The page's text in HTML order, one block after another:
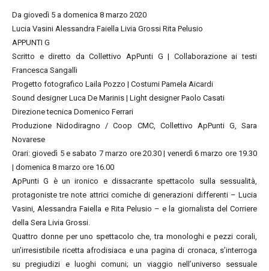
Da giovedì 5 a domenica 8 marzo 2020
Lucia Vasini Alessandra Faiella Livia Grossi Rita Pelusio
APPUNTI G
Scritto e diretto da Collettivo ApPunti G | Collaborazione ai testi
Francesca Sangalli
Progetto fotografico Laila Pozzo | Costumi Pamela Aicardi
Sound designer Luca De Marinis | Light designer Paolo Casati
Direzione tecnica Domenico Ferrari
Produzione Nidodiragno / Coop CMC, Collettivo ApPunti G, Sara
Novarese
Orari: giovedì 5 e sabato 7 marzo ore 20.30 | venerdì 6 marzo ore 19.30
| domenica 8 marzo ore 16.00
ApPunti G è un ironico e dissacrante spettacolo sulla sessualità,
protagoniste tre note attrici comiche di generazioni differenti – Lucia
Vasini, Alessandra Faiella e Rita Pelusio – e la giornalista del Corriere
della Sera Livia Grossi.
Quattro donne per uno spettacolo che, tra monologhi e pezzi corali,
un’irresistibile ricetta afrodisiaca e una pagina di cronaca, s’interroga
su pregiudizi e luoghi comuni; un viaggio nell’universo sessuale